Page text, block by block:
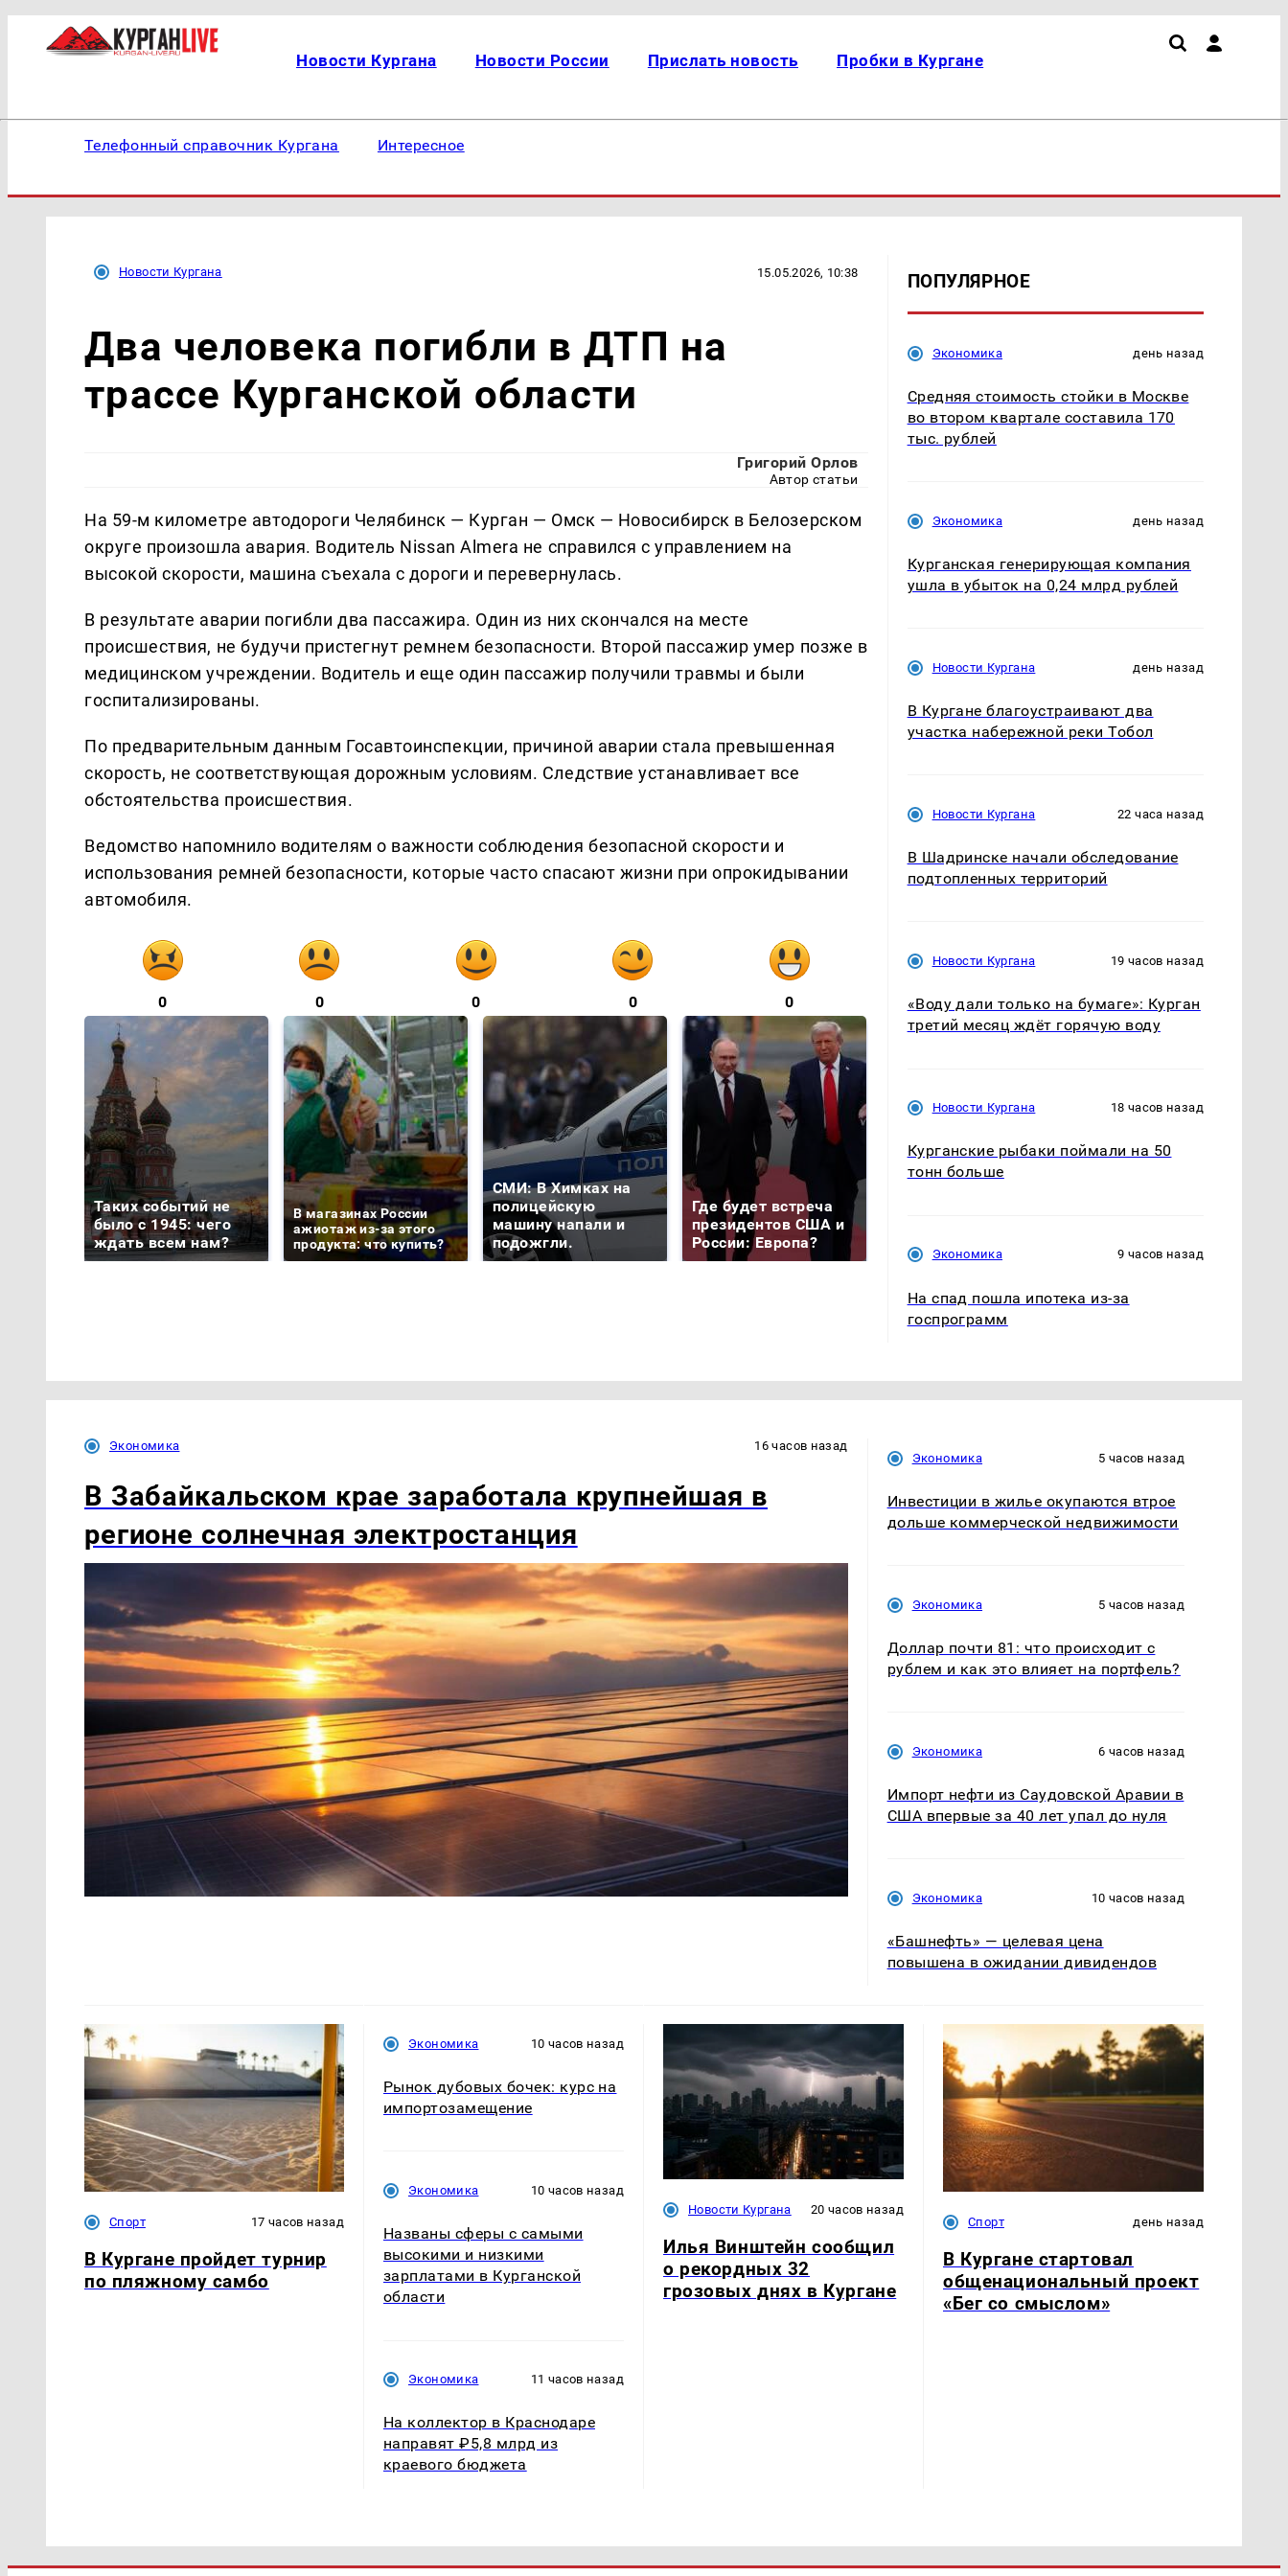
Новости Кургана Новости России Прислать новость Пробки в Кургане
Телефонный справочник Кургана Интересное
Новости Кургана 15.05.2026, 10:38
Два человека погибли в ДТП на
трассе Курганской области
Григорий Орлов
Автор статьи
На 59-м километре автодороги Челябинск — Курган — Омск — Новосибирск в Белозерском
округе произошла авария. Водитель Nissan Almera не справился с управлением на
высокой скорости, машина съехала с дороги и перевернулась.
В результате аварии погибли два пассажира. Один из них скончался на месте
происшествия, не будучи пристегнут ремнем безопасности. Второй пассажир умер позже в
медицинском учреждении. Водитель и еще один пассажир получили травмы и были
госпитализированы.
По предварительным данным Госавтоинспекции, причиной аварии стала превышенная
скорость, не соответствующая дорожным условиям. Следствие устанавливает все
обстоятельства происшествия.
Ведомство напомнило водителям о важности соблюдения безопасной скорости и
использования ремней безопасности, которые часто спасают жизни при опрокидывании
автомобиля.
0 0 0 0 0
Таких событий не
было с 1945: чего
ждать всем нам?
В магазинах России
ажиотаж из-за этого
продукта: что купить?
СМИ: В Химках на
полицейскую
машину напали и
подожгли.
Где будет встреча
президентов США и
России: Европа?
ПОПУЛЯРНОЕ
Экономика день назад
Средняя стоимость стойки в Москве
во втором квартале составила 170
тыс. рублей
Экономика день назад
Курганская генерирующая компания
ушла в убыток на 0,24 млрд рублей
Новости Кургана день назад
В Кургане благоустраивают два
участка набережной реки Тобол
Новости Кургана 22 часа назад
В Шадринске начали обследование
подтопленных территорий
Новости Кургана 19 часов назад
«Воду дали только на бумаге»: Курган
третий месяц ждёт горячую воду
Новости Кургана 18 часов назад
Курганские рыбаки поймали на 50
тонн больше
Экономика 9 часов назад
На спад пошла ипотека из-за
госпрограмм
Экономика 16 часов назад
В Забайкальском крае заработала крупнейшая в
регионе солнечная электростанция
Экономика 5 часов назад
Инвестиции в жилье окупаются втрое
дольше коммерческой недвижимости
Экономика 5 часов назад
Доллар почти 81: что происходит с
рублем и как это влияет на портфель?
Экономика 6 часов назад
Импорт нефти из Саудовской Аравии в
США впервые за 40 лет упал до нуля
Экономика 10 часов назад
«Башнефть» — целевая цена
повышена в ожидании дивидендов
Спорт 17 часов назад
В Кургане пройдет турнир
по пляжному самбо
Экономика 10 часов назад
Рынок дубовых бочек: курс на
импортозамещение
Экономика 10 часов назад
Названы сферы с самыми
высокими и низкими
зарплатами в Курганской
области
Экономика 11 часов назад
На коллектор в Краснодаре
направят ₽5,8 млрд из
краевого бюджета
Новости Кургана 20 часов назад
Илья Винштейн сообщил
о рекордных 32
грозовых днях в Кургане
Спорт день назад
В Кургане стартовал
общенациональный проект
«Бег со смыслом»